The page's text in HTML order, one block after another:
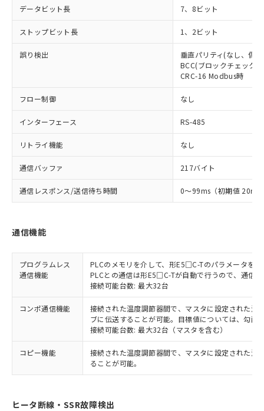
データビット長 7、8ビット
ストップビット長 1、2ビット
誤り検出
垂直パリティ(なし、偶
BCC(ブロックチェック
CRC-16 Modbus時
フロー制御 なし
インターフェース RS-485
リトライ機能 なし
通信バッファ 217バイト
通信レスポンス/送信待ち時間 0～99ms（初期値 20ms
通信機能
プログラムレス
通信機能
PLCのメモリを介して、形E5□C-Tのパラメータを
PLCとの通信は形E5□C-Tが自動で行うので、通信
接続可能台数: 最大32台
コンポ通信機能
接続された温度調節器間で、マスタに設定された温
ブに伝送することが可能。目標値については、勾配
接続可能台数: 最大32台（マスタを含む）
コピー機能
接続された温度調節器間で、マスタに設定された温
ることが可能。
ヒータ断線・SSR故障検出